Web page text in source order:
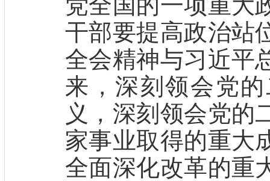
干部要提高政治站
全会精神与习近平
来，深刻领会党
义，深刻领会党的
家事业取得的重大
全面深化改革的重